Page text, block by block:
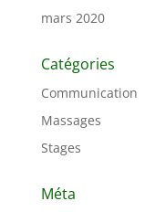
mars 2020
Catégories
Communication
Massages
Stages
Méta